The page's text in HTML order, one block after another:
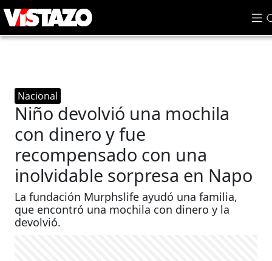
Nacional
Niño devolvió una mochila
con dinero y fue
recompensado con una
inolvidable sorpresa en Napo
La fundación Murphslife ayudó una familia,
que encontró una mochila con dinero y la
devolvió.